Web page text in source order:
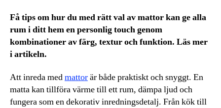
Få tips om hur du med rätt val av mattor kan ge alla
rum i ditt hem en personlig touch genom
kombinationer av färg, textur och funktion. Läs mer
i artikeln.
Att inreda medmattorär både praktiskt och snyggt. En
matta kan tillföra värme till ett rum, dämpa ljud och
fungera som en dekorativ inredningsdetalj. Från kök till